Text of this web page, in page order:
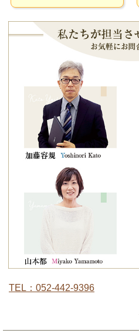
TEL：052-442-9396